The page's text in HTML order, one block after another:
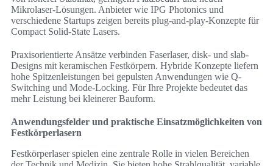
Mikrolaser-Lösungen. Anbieter wie IPG Photonics und
verschiedene Startups zeigen bereits plug-and-play-Konzepte für
Compact Solid-State Lasers.
Praxisorientierte Ansätze verbinden Faserlaser, disk- und slab-
Designs mit keramischen Festkörpern. Hybride Konzepte liefern
hohe Spitzenleistungen bei gepulsten Anwendungen wie Q-
Switching und Mode-Locking. Für Ihre Projekte bedeutet das
mehr Leistung bei kleinerer Bauform.
Anwendungsfelder und praktische Einsatzmöglichkeiten von
Festkörperlasern
Festkörperlaser spielen eine zentrale Rolle in vielen Bereichen